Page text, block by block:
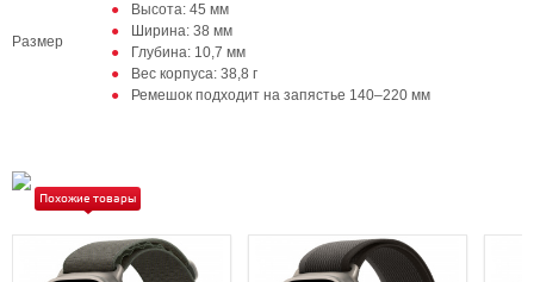
Размер
Высота: 45 мм
Ширина: 38 мм
Глубина: 10,7 мм
Вес корпуса: 38,8 г
Ремешок подходит на запястье 140–220 мм
Похожие товары